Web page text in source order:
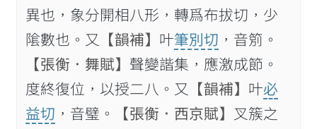
異也，象分開相八形，轉爲布拔切，少
隂數也。又
【韻補】 叶筆別切 ，音䇷。
【張衡．舞賦】 聲變諧集，應激成節。
度終復位，以授二八。又
【韻補】 叶必
益切 ，音璧。 【張衡．西京賦】 叉簇之